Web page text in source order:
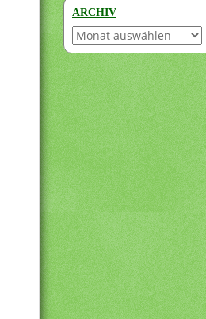
ARCHIV
Archiv